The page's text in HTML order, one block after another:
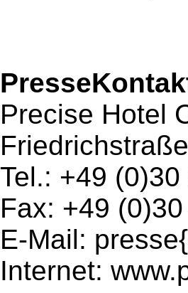
Precise Hotel
Tel.: +49
Fax: +49
E-Mail:
Internet: